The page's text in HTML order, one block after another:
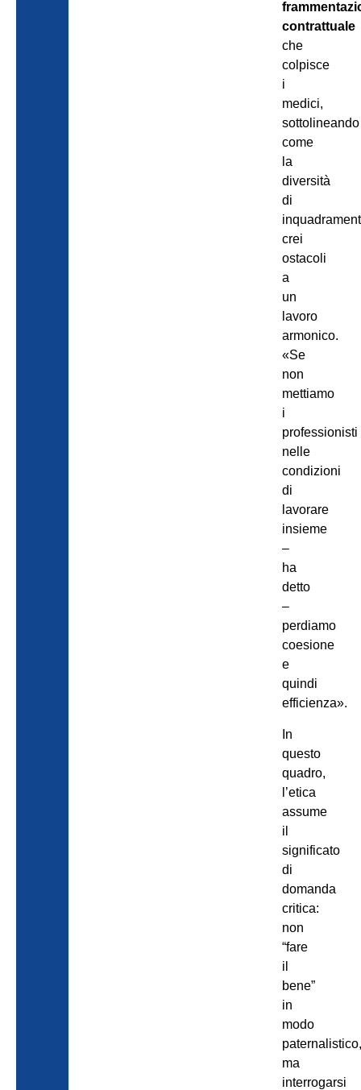
contrattuale
che
colpisce
i
medici,
sottolineando
come
la
diversità
di
crei
ostacoli
a
un
lavoro
armonico.
«Se
non
mettiamo
i
professionisti
nelle
condizioni
di
lavorare
insieme
–
ha
detto
–
perdiamo
coesione
e
quindi
efficienza».
In
questo
quadro,
l’etica
assume
il
significato
di
domanda
critica:
non
“fare
il
bene”
in
modo
ma
interrogarsi